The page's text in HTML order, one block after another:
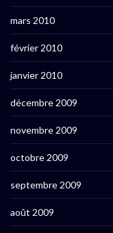
mars 2010
février 2010
janvier 2010
décembre 2009
novembre 2009
octobre 2009
septembre 2009
août 2009